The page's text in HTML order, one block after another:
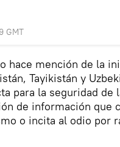
GMT
hace mención de la
Tayikistán y
para la seguridad de
de información que
o incita al odio por